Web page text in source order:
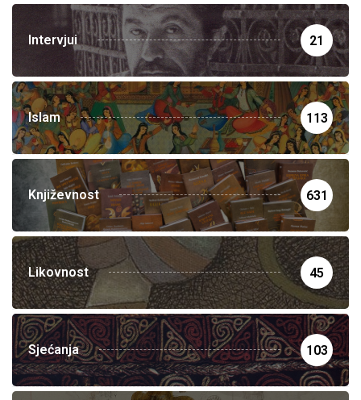
Intervjui 21
Islam 113
Književnost 631
Likovnost 45
Sjećanja 103